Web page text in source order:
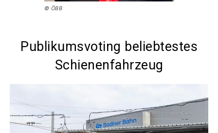
© ÖBB
Publikumsvoting beliebtestes
Schienenfahrzeug